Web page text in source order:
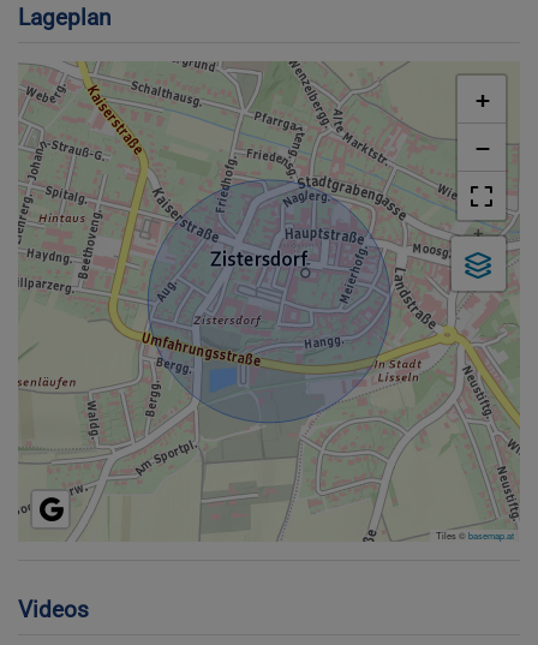
Lageplan
+
−
Tiles ©basemap.at
Videos